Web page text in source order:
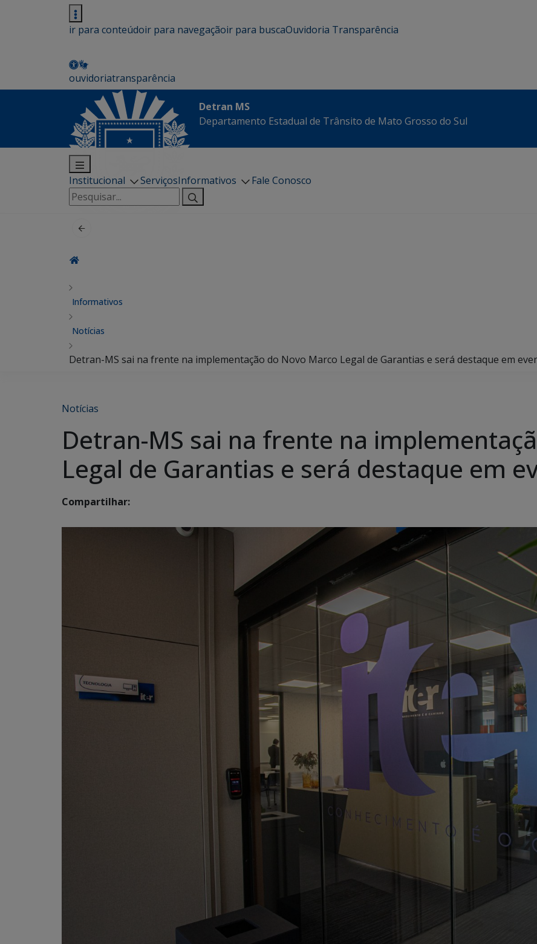
ir para conteúdoir para navegaçãoir para buscaOuvidoria Transparência
ouvidoriatransparência
Detran MS
Departamento Estadual de Trânsito de Mato Grosso do Sul
Institucional ServiçosInformativos
Fale Conosco
Pesquisar
por:
Informativos
Notícias
Detran-MS sai na frente na implementação do Novo Marco Legal de Garantias e será destaque em
Notícias
Detran-MS sai na frente na
Legal de Garantias e será destaque em
Compartilhar: